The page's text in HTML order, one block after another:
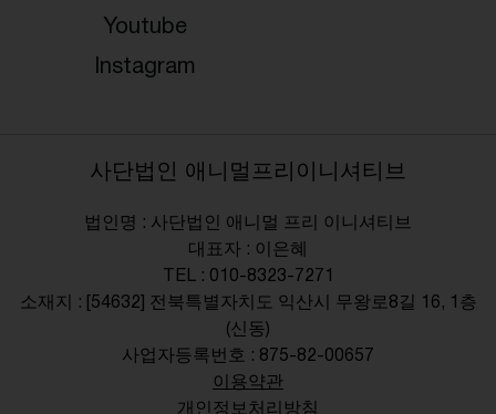
Youtube
Instagram
사단법인 애니멀프리이니셔티브
법인명 : 사단법인 애니멀 프리 이니셔티브
대표자 : 이은혜
TEL : 010-8323-7271
소재지 : [54632] 전북특별자치도 익산시 무왕로8길 16, 1층
(신동)
사업자등록번호 : 875-82-00657
이용약관
개인정보처리방침